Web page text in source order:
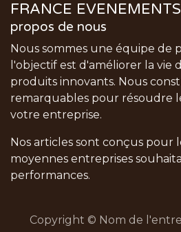
FRANCE
propos de nous
Nous sommes une équipe de
l'objectif est d'améliorer la vie
produits innovants. Nous
remarquables pour résoudre
votre entreprise.
Nos articles sont conçus pour
moyennes entreprises
performances.
Copyright © Nom de